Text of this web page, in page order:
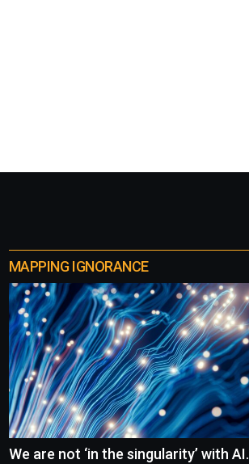
MAPPING IGNORANCE
We are not ‘in the singularity’ with AI.